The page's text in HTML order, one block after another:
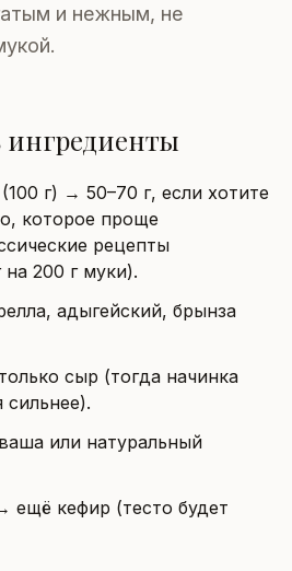
и нежным, не
г) → 50–70 г, если хотите
которое проще
рецепты
200 г муки).
адыгейский, брынза
сыр (тогда начинка
сильнее).
или натуральный
ещё кефир (тесто будет